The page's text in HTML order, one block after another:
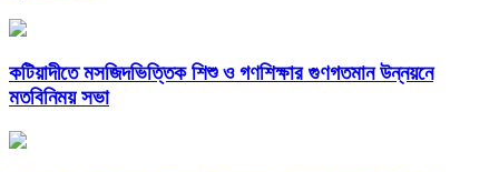
কটিয়াদীতে মসজিদভিত্তিক শিশু ও গণশিক্ষার গুণগতমান উন্নয়নে
মতবিনিময় সভা